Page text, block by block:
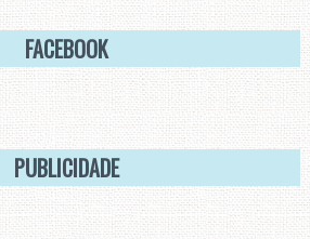
FACEBOOK
PUBLICIDADE